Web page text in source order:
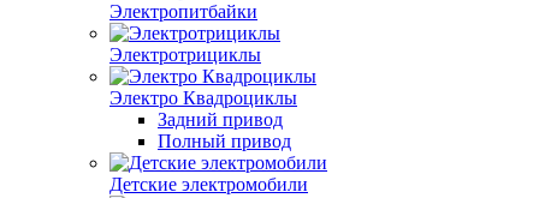
Электропитбайки
Электротрициклы
Электро Квадроциклы
Задний привод
Полный привод
Детские электромобили